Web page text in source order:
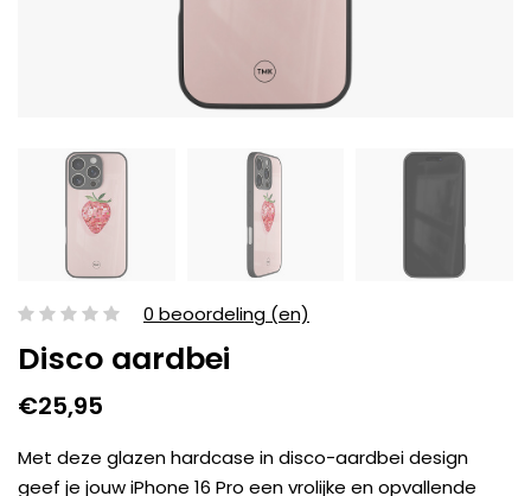
0 beoordeling (en)
Disco aardbei
€25,95
Met deze glazen hardcase in disco-aardbei design
geef je jouw iPhone 16 Pro een vrolijke en opvallende